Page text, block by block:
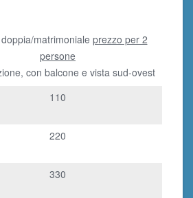
matrimoniale prezzo per 2
persone
con balcone e vista sud-ovest
110
220
330